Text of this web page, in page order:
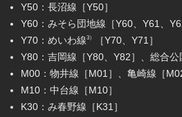
Y50：長沼線［Y50］
Y60：みそら団地線［Y60、Y61、
Y70：めいわ線3）
［Y70、Y71］
Y80：吉岡線［Y80、Y82］、総合公
M00：物井線［M01］、亀崎線［M02
M10：中台線［M10］
K30：み春野線［K31］